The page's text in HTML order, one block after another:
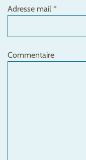
Adresse mail *
Commentaire